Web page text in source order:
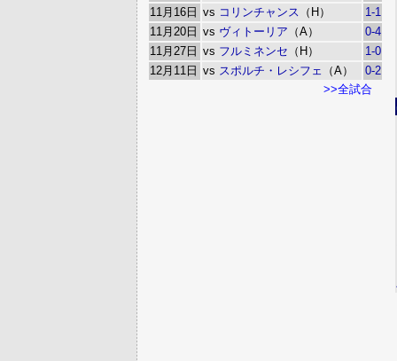
11月16日 vs コリンチャンス （H）
1-1
11月20日 vs ヴィトーリア （A）
0-4
11月27日 vs フルミネンセ （H）
1-0
12月11日 vs スポルチ・レシフェ （A）
0-2
>>全試合